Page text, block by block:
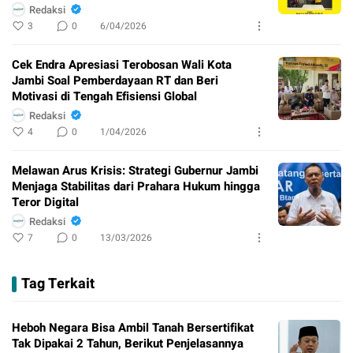
Redaksi
3 0 6/04/2026
Cek Endra Apresiasi Terobosan Wali Kota
Jambi Soal Pemberdayaan RT dan Beri
Motivasi di Tengah Efisiensi Global
Redaksi
4 0 1/04/2026
Melawan Arus Krisis: Strategi Gubernur Jambi
Menjaga Stabilitas dari Prahara Hukum hingga
Teror Digital
Redaksi
7 0 13/03/2026
Tag Terkait
Heboh Negara Bisa Ambil Tanah Bersertifikat
Tak Dipakai 2 Tahun, Berikut Penjelasannya